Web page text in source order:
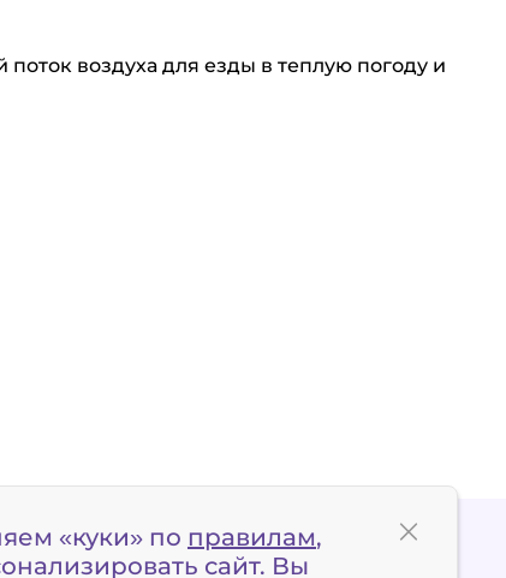
воздуха для езды в теплую погоду и
«куки» по правилам,
сайт. Вы